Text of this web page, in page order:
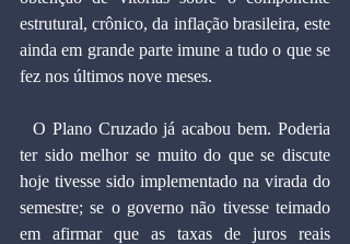
estrutural, crônico, da inflação brasileira, este
ainda em grande parte imune a tudo o que se
fez nos últimos nove meses.
ter sido melhor se muito do que se discute
hoje tivesse sido implementado na virada do
semestre; se o governo não tivesse teimado
em afirmar que as taxas de juros reais